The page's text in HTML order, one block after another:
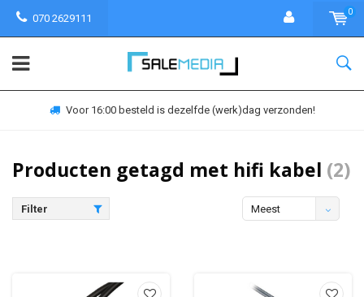
070 2629111
0
Voor 16:00 besteld is dezelfde (werk)dag verzonden!
Producten getagd met hifi kabel (2)
Filter
Meest